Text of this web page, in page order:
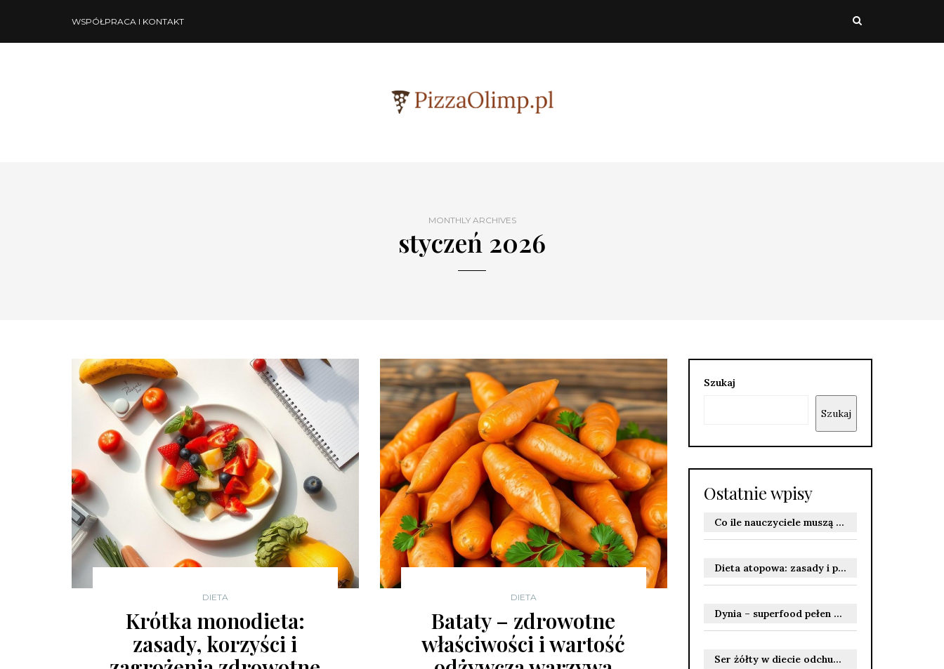
WSPÓŁPRACA I KONTAKT
MONTHLY ARCHIVES
styczeń 2026
DIETA
Krótka monodieta:
zasady, korzyści i
DIETA
Bataty – zdrowotne
właściwości i wartość
Szukaj
Szukaj
Ostatnie wpisy
Co ile nauczyciele muszą odbywać szkolenie BHP? Terminy szkoleń wstępnych i okresowych
Dieta atopowa: zasady i produkty wspierające zdrowie skóry
Dynia – superfood pełen witamin i właściwości zdrowotnych
Ser żółty w diecie odchudzającej – czy można go jeść?